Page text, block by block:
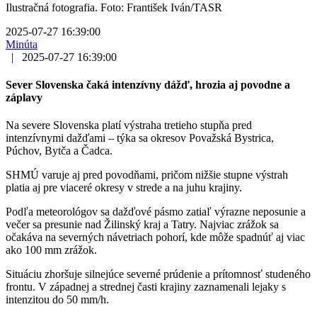
Ilustračná fotografia. Foto: František Iván/TASR
2025-07-27 16:39:00
Minúta
|
2025-07-27 16:39:00
Sever Slovenska čaká intenzívny dážď, hrozia aj povodne a
záplavy
Na severe Slovenska platí výstraha tretieho stupňa pred
intenzívnymi dažďami – týka sa okresov Považská Bystrica,
Púchov, Bytča a Čadca.
SHMÚ varuje aj pred povodňami, pričom nižšie stupne výstrah
platia aj pre viaceré okresy v strede a na juhu krajiny.
Podľa meteorológov sa dažďové pásmo zatiaľ výrazne neposunie a
večer sa presunie nad Žilinský kraj a Tatry. Najviac zrážok sa
očakáva na severných návetriach pohorí, kde môže spadnúť aj viac
ako 100 mm zrážok.
Situáciu zhoršuje silnejúce severné prúdenie a prítomnosť studeného
frontu. V západnej a strednej časti krajiny zaznamenali lejaky s
intenzitou do 50 mm/h.